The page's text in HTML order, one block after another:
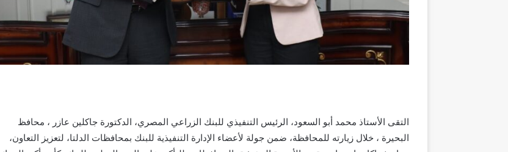
التقى الأستاذ محمد أبو السعود، الرئيس التنفيذي للبنك الزراعي المصري، الدكتورة جاكلين عازر ، محافظ
البحيرة ، خلال زيارته للمحافظة، ضمن جولة لأعضاء الإدارة التنفيذية للبنك بمحافظات الدلتا، لتعزيز التعاون،